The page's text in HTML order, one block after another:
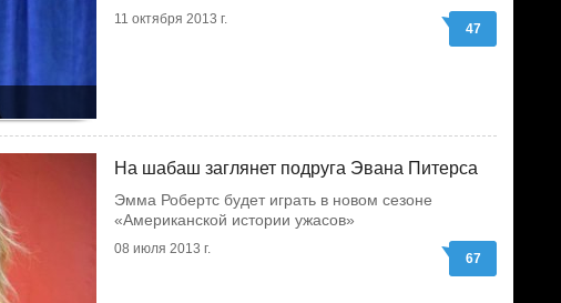
11 октября 2013 г.
47
На шабаш заглянет подруга Эвана Питерса
Эмма Робертс будет играть в новом сезоне
«Американской истории ужасов»
08 июля 2013 г.
67